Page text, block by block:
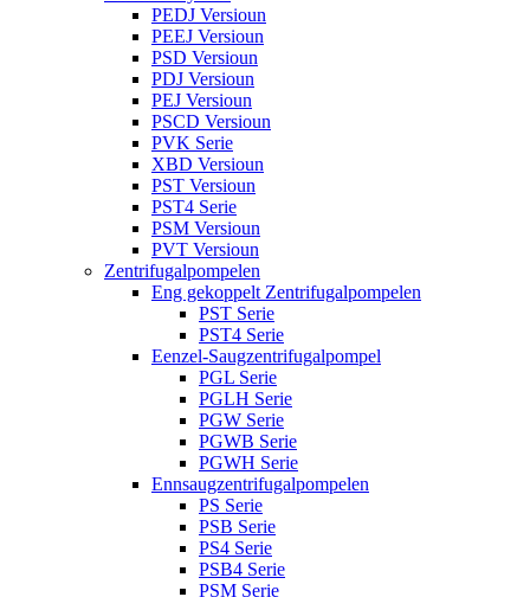
PEDJ Versioun
PEEJ Versioun
PSD Versioun
PDJ Versioun
PEJ Versioun
PSCD Versioun
PVK Serie
XBD Versioun
PST Versioun
PST4 Serie
PSM Versioun
PVT Versioun
Zentrifugalpompelen
Eng gekoppelt Zentrifugalpompelen
PST Serie
PST4 Serie
Eenzel-Saugzentrifugalpompel
PGL Serie
PGLH Serie
PGW Serie
PGWB Serie
PGWH Serie
Ennsaugzentrifugalpompelen
PS Serie
PSB Serie
PS4 Serie
PSB4 Serie
PSM Serie